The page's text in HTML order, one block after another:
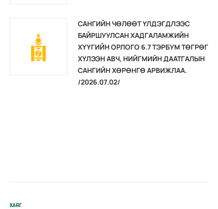
САНГИЙН ЧӨЛӨӨТ ҮЛДЭГДЛЭЭС
БАЙРШУУЛСАН ХАДГАЛАМЖИЙН
ХҮҮГИЙН ОРЛОГО 6.7 ТЭРБУМ ТӨГРӨГ
ХҮЛЭЭН АВЧ, НИЙГМИЙН ДААТГАЛЫН
САНГИЙН ХӨРӨНГӨ АРВИЖЛАА.
/2026.07.02/
ХАЯГ